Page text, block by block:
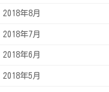
2018年8月
2018年7月
2018年6月
2018年5月